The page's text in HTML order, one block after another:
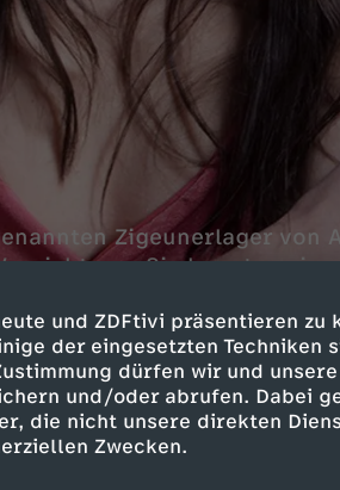
und ZDFtivi präsentieren zu
der eingesetzten Techniken
dürfen wir und
und/oder abrufen. Dabei
die nicht unsere direkten
Zwecken.
Zigeunerlager von
Sie konnten sie
zum 3. August 1944
Vertreterin der großen
Rita Vowe-Trollmann